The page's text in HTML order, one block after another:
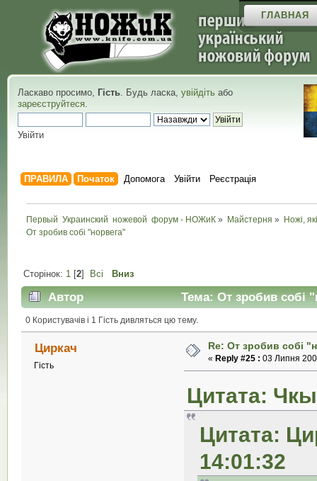
ГЛАВНАЯ
Ласкаво просимо, Гість. Будь ласка, увійдіть або
зареєструйтеся.
Увійти
ПРАВИЛА Початок Допомога Увійти Реєстрація
Первый  Украинский  ножевой  форум - НОЖиК » Майстерня » Ножі,
От зробив собi "норвега"
Сторінок: 1 [2] Всі Вниз
Автор Тема: От зробив собi
0 Користувачів і 1 Гість дивляться цю тему.
Циркач
Гість
Re: От зробив собi
« Reply #25 : 03 Липня
Цитата:
Цитата:
14:01:32